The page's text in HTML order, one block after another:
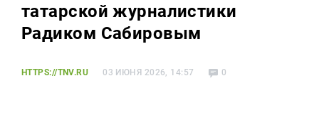
Телепрограмма
+7 (843) 570−50−00
reception@tnvtv.ru
татарской журналистики
Радиком Сабировым
HTTPS://TNV.RU 03 ИЮНЯ 2026, 14:57 0